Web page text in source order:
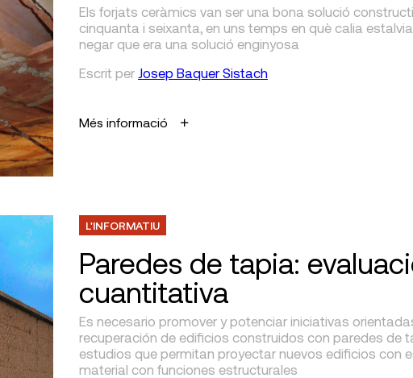
Els forjats ceràmics van ser una bona solució
cinquanta i seixanta, en uns temps en què calia
negar que era una solució enginyosa
Escrit per Josep Baquer Sistach
Més informació
L'INFORMATIU
Paredes de tapia:
cuantitativa
Es necesario promover y potenciar iniciativas
recuperación de edificios construidos con paredes de
estudios que permitan proyectar nuevos edificios con
material con funciones estructurales